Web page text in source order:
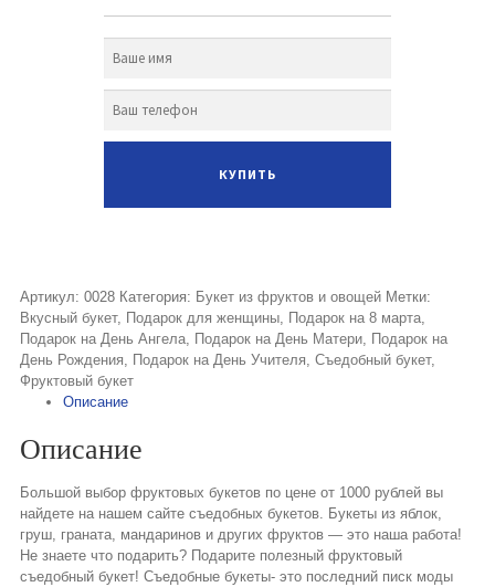
Артикул:0028 Категория: Букет из фруктов и овощей Метки:
Вкусный букет, Подарок для женщины Подарок на 8 марта
Подарок на День Ангела Подарок на День Матери Подарок на
День Рождения
Подарок на День Учителя ,Съедобный букет,
Фруктовый букет
Описание
Описание
Большой выбор фруктовых букетов по цене от 1000 рублей вы
найдете на нашем сайте съедобных букетов. Букеты из яблок,
груш, граната, мандаринов и других фруктов — это наша работа!
Не знаете что подарить? Подарите полезный фруктовый
съедобный букет! Съедобные букеты- это последний писк моды